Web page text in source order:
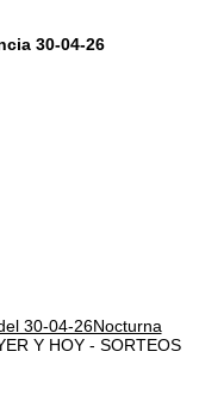
30-04-26
30-04-26Nocturna
Y HOY - SORTEOS